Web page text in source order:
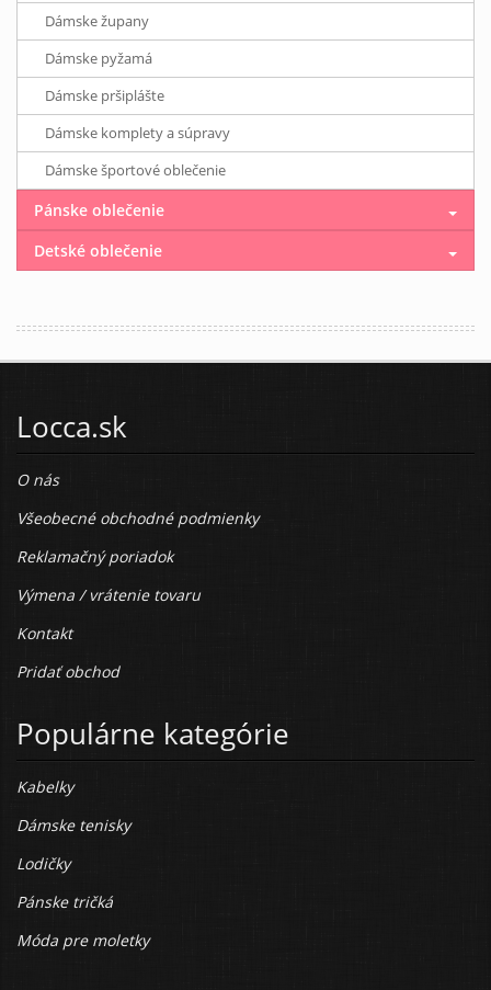
Dámske župany
Dámske pyžamá
Dámske pršiplášte
Dámske komplety a súpravy
Dámske športové oblečenie
Pánske oblečenie
Detské oblečenie
Locca.sk
O nás
Všeobecné obchodné podmienky
Reklamačný poriadok
Výmena / vrátenie tovaru
Kontakt
Pridať obchod
Populárne kategórie
Kabelky
Dámske tenisky
Lodičky
Pánske tričká
Móda pre moletky